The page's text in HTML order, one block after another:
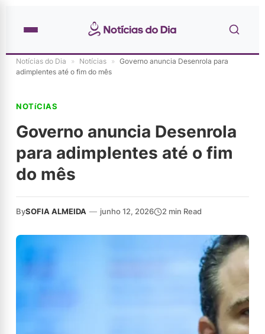
Notícias do Dia » Notícias » Governo anuncia Desenrola para
adimplentes até o fim do mês
NOTíCIAS
Governo anuncia Desenrola
para adimplentes até o fim
do mês
BySOFIA ALMEIDA — junho 12, 2026 2 min Read